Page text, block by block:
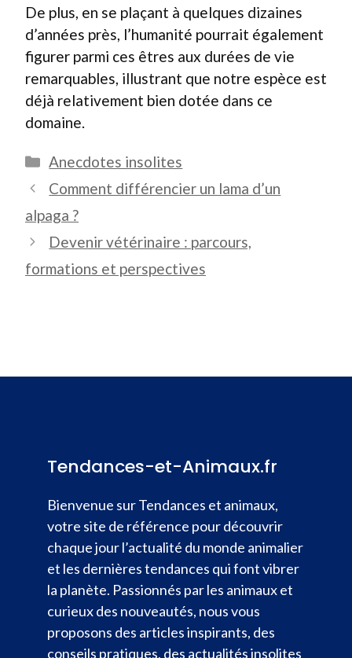
De plus, en se plaçant à quelques dizaines
d’années près, l’humanité pourrait également
figurer parmi ces êtres aux durées de vie
remarquables, illustrant que notre espèce est
déjà relativement bien dotée dans ce
domaine.
Catégories
Anecdotes insolites
Comment différencier un lama d’un
alpaga ?
Devenir vétérinaire : parcours,
formations et perspectives
Tendances-et-Animaux.fr
Bienvenue sur Tendances et animaux,
votre site de référence pour découvrir
chaque jour l’actualité du monde animalier
et les dernières tendances qui font vibrer
la planète. Passionnés par les animaux et
curieux des nouveautés, nous vous
proposons des articles inspirants, des
conseils pratiques, des actualités insolites